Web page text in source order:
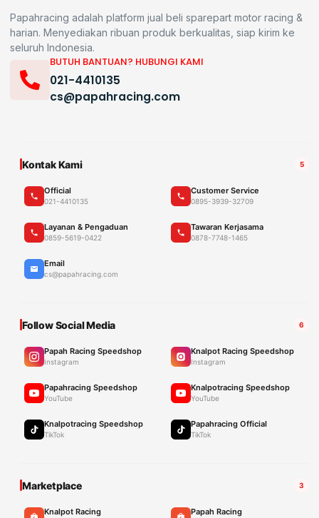
Papahracing adalah platform jual beli sparepart motor racing &
harian. Menyediakan ribuan produk berkualitas, siap kirim ke
seluruh Indonesia.
BUTUH BANTUAN? HUBUNGI KAMI
021-4410135
cs@papahracing.com
Kontak Kami 5
Official
021-4410135
Customer Service
0895-3939-32709
Layanan & Pengaduan
0859-5619-0422
Tawaran Kerjasama
0878-7748-1465
Email
cs@papahracing.com
Follow Social Media 6
Papah Racing Speedshop
Instagram
Knalpot Racing Speedshop
Instagram
Papahracing Speedshop
YouTube
Knalpotracing Speedshop
YouTube
Knalpotracing Speedshop
TikTok
Papahracing Official
TikTok
Marketplace 3
Knalpot Racing Papah Racing